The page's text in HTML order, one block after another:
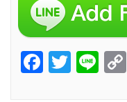
Facebook
Twitter
Line